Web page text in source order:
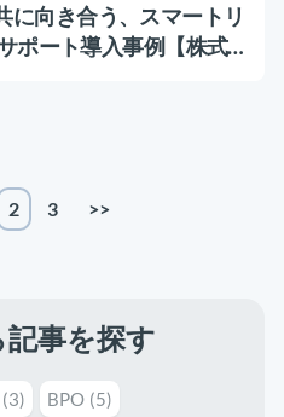
に向き合う、スマートリ
ポート導入事例【株式
2 3 >>
事を探す
(3) BPO (5)